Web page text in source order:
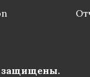
защищены.